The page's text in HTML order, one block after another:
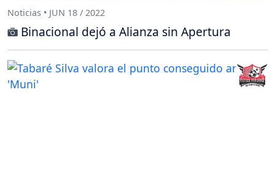
Noticias • JUN 18 / 2022
Binacional dejó a Alianza sin Apertura